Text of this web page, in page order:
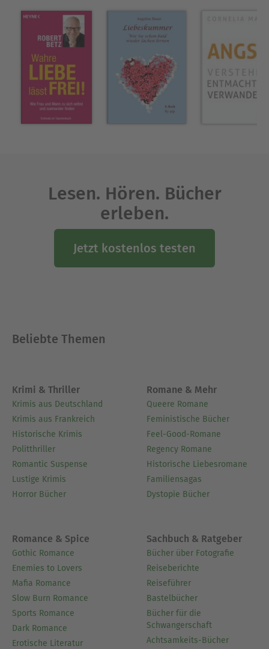
dessen Philosophie und Praxis zu Corssens
Markenzeichen wurden, gehört zu den
erfolgreichsten psychologischen Konzepten im
deutschsprachigen Raum. Jens Corssen lebt in
München.
Ausblenden
Lesen. Hören. Bücher
erleben.
Jetzt kostenlos testen
Beliebte Themen
Krimi & Thriller
Krimis aus Deutschland
Krimis aus Frankreich
Historische Krimis
Politthriller
Romantic Suspense
Lustige Krimis
Horror Bücher
Romane & Mehr
Queere Romane
Feministische Bücher
Feel-Good-Romane
Regency Romane
Historische Liebesromane
Familiensagas
Dystopie Bücher
Romance & Spice
Gothic Romance
Enemies to Lovers
Mafia Romance
Slow Burn Romance
Sports Romance
Dark Romance
Erotische Literatur
Sachbuch & Ratgeber
Bücher über Fotografie
Reiseberichte
Reiseführer
Bastelbücher
Bücher für die
Schwangerschaft
Achtsamkeits-Bücher